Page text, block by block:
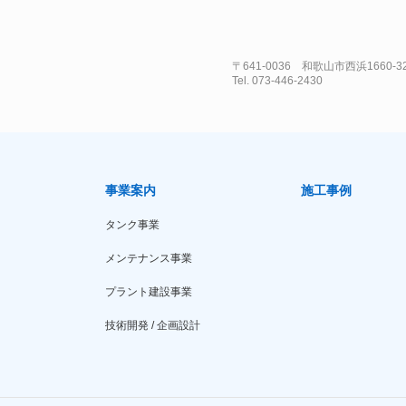
〒641-0036 和歌山市西浜1660-
Tel. 073-446-2430
事業案内
タンク事業
メンテナンス事業
プラント建設事業
技術開発 / 企画設計
施工事例